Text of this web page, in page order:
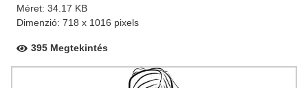
Méret: 34.17 KB
Dimenzió: 718 x 1016 pixels
395 Megtekintés